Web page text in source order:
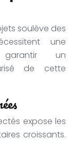
soulève des
une
un
de cette
expose les
croissants.